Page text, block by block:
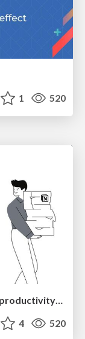
1 520
Utilizing Notion as your number one productivity tool
4 520